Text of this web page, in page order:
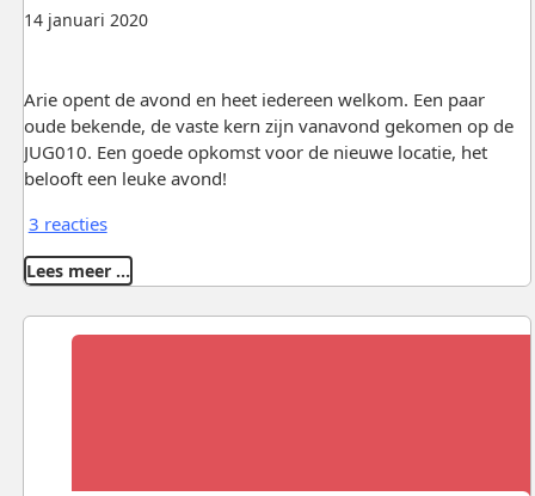
14 januari 2020
Arie opent de avond en heet iedereen welkom. Een paar
oude bekende, de vaste kern zijn vanavond gekomen op de
JUG010. Een goede opkomst voor de nieuwe locatie, het
belooft een leuke avond!
3 reacties
Lees meer …